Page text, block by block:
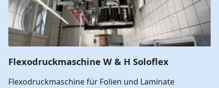
Flexodruckmaschine W & H Soloflex
Flexodruckmaschine für Folien und Laminate